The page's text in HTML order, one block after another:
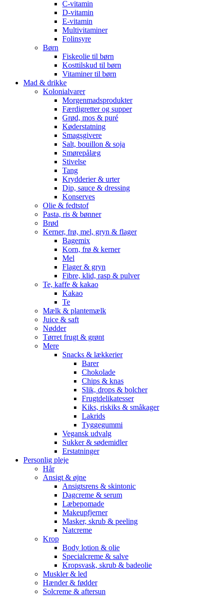
C-vitamin
D-vitamin
E-vitamin
Multivitaminer
Folinsyre
Børn
Fiskeolie til børn
Kosttilskud til børn
Vitaminer til børn
Mad & drikke
Kolonialvarer
Morgenmadsprodukter
Færdigretter og supper
Grød, mos & puré
Køderstatning
Smagsgivere
Salt, bouillon & soja
Smørepålæg
Stivelse
Tang
Krydderier & urter
Dip, sauce & dressing
Konserves
Olie & fedtstof
Pasta, ris & bønner
Brød
Kerner, frø, mel, gryn & flager
Bagemix
Korn, frø & kerner
Mel
Flager & gryn
Fibre, klid, rasp & pulver
Te, kaffe & kakao
Kakao
Te
Mælk & plantemælk
Juice & saft
Nødder
Tørret frugt & grønt
Mere
Snacks & lækkerier
Barer
Chokolade
Chips & knas
Slik, drops & bolcher
Frugtdelikatesser
Kiks, riskiks & småkager
Lakrids
Tyggegummi
Vegansk udvalg
Sukker & sødemidler
Erstatninger
Personlig pleje
Hår
Ansigt & øjne
Ansigtsrens & skintonic
Dagcreme & serum
Læbepomade
Makeupfjerner
Masker, skrub & peeling
Natcreme
Krop
Body lotion & olie
Specialcreme & salve
Kropsvask, skrub & badeolie
Muskler & led
Hænder & fødder
Solcreme & aftersun